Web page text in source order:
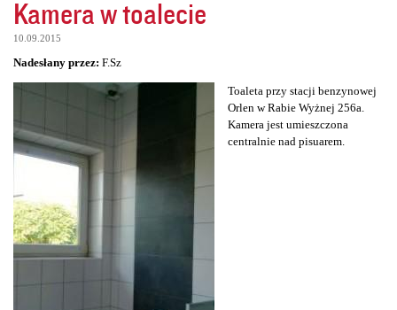
Kamera w toalecie
10.09.2015
Nadesłany przez: F.Sz
Toaleta przy stacji benzynowej
Orlen w Rabie Wyżnej 256a.
Kamera jest umieszczona
centralnie nad pisuarem.